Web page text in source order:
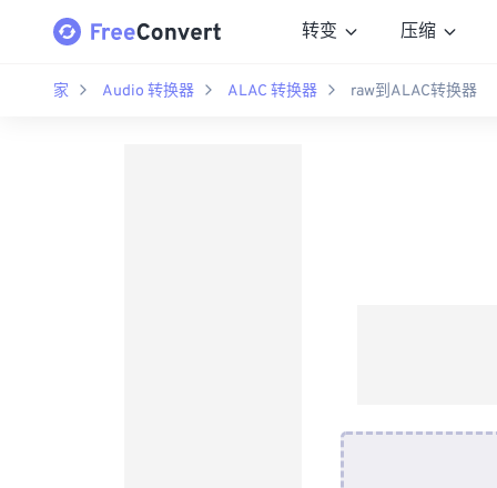
转变 压缩
家 Audio 转换器 ALAC 转换器 raw到ALAC转换器